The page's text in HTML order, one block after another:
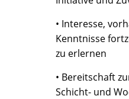
• Interesse,
Kenntnisse
zu erlernen
• Bereitschaft
Schicht- und